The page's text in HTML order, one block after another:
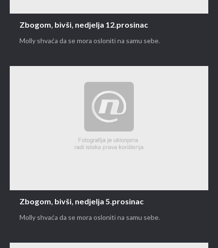
Zbogom, bivši, nedjelja 12.prosinac
Molly shvaća da se mora osloniti na samu sebe.
Zbogom, bivši, nedjelja 5.prosinac
Molly shvaća da se mora osloniti na samu sebe.